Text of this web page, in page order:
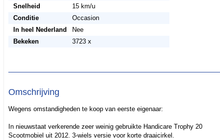
Snelheid
15 km/u
Conditie
Occasion
In heel Nederland
Nee
Bekeken
3723 x
Omschrijving
Wegens omstandigheden te koop van eerste eigenaar:
In nieuwstaat verkerende zeer weinig gebruikte Handicare Trophy 20
Scootmobiel uit 2012. 3-wiels versie voor korte draaicirkel.